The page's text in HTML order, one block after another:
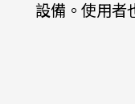
設備。使用者